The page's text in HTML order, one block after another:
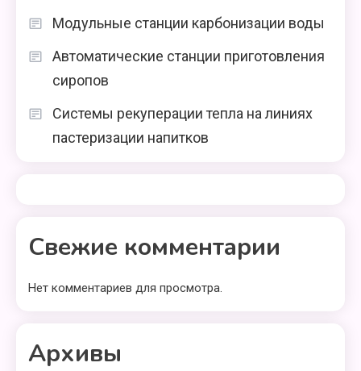
Модульные станции карбонизации воды
Автоматические станции приготовления
сиропов
Системы рекуперации тепла на линиях
пастеризации напитков
Свежие комментарии
Нет комментариев для просмотра.
Архивы